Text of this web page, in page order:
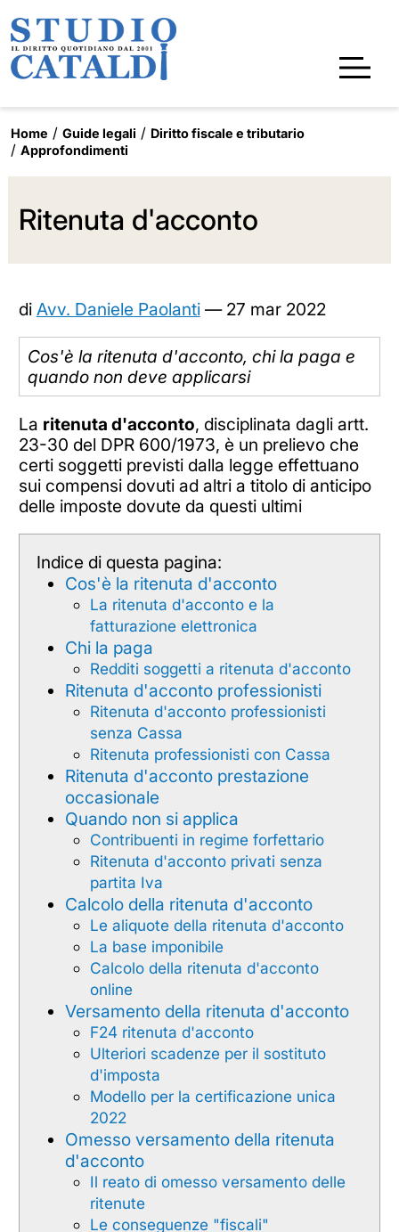
Home Guide legali
Diritto fiscale e tributario
Approfondimenti
Ritenuta d'acconto
di Avv. Daniele Paolanti— 27 mar 2022
Cos'è la ritenuta d'acconto, chi la paga e
quando non deve applicarsi
La ritenuta d'acconto, disciplinata dagli artt.
23-30 del DPR 600/1973, è un prelievo che
certi soggetti previsti dalla legge effettuano
sui compensi dovuti ad altri a titolo di anticipo
delle imposte dovute da questi ultimi
Indice di questa pagina:
Cos'è la ritenuta d'acconto
La ritenuta d'acconto e la
fatturazione elettronica
Chi la paga
Redditi soggetti a ritenuta d'acconto
Ritenuta d'acconto professionisti
Ritenuta d'acconto professionisti
senza Cassa
Ritenuta professionisti con Cassa
Ritenuta d'acconto prestazione
occasionale
Quando non si applica
Contribuenti in regime forfettario
Ritenuta d'acconto privati senza
partita Iva
Calcolo della ritenuta d'acconto
Le aliquote della ritenuta d'acconto
La base imponibile
Calcolo della ritenuta d'acconto
online
Versamento della ritenuta d'acconto
F24 ritenuta d'acconto
Ulteriori scadenze per il sostituto
d'imposta
Modello per la certificazione unica
2022
Omesso versamento della ritenuta
d'acconto
Il reato di omesso versamento delle
ritenute
Le conseguenze "fiscali"